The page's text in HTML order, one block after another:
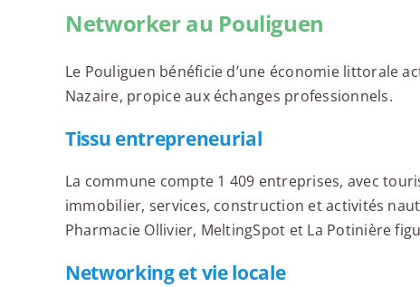
Networker au Pouliguen
Le Pouliguen bénéficie d’une économie littorale
Nazaire, propice aux échanges professionnels.
Tissu entrepreneurial
La commune compte 1 409 entreprises, avec
immobilier, services, construction et activités
Pharmacie Ollivier, MeltingSpot et La Potinière
Networking et vie locale